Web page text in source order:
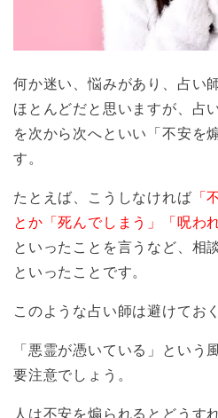
何か迷い、悩みがあり、占い
ほとんどだと思いますが、占
を次から次へといい「不安を
す。
たとえば、こうしなければ 「
とか「死んでしまう」「呪わ
といったことを言うなど、相
といったことです。
このような占い師は避けてお
「悪霊が憑いている」という
要注意でしょう。
人は不安を煽られるとどうす